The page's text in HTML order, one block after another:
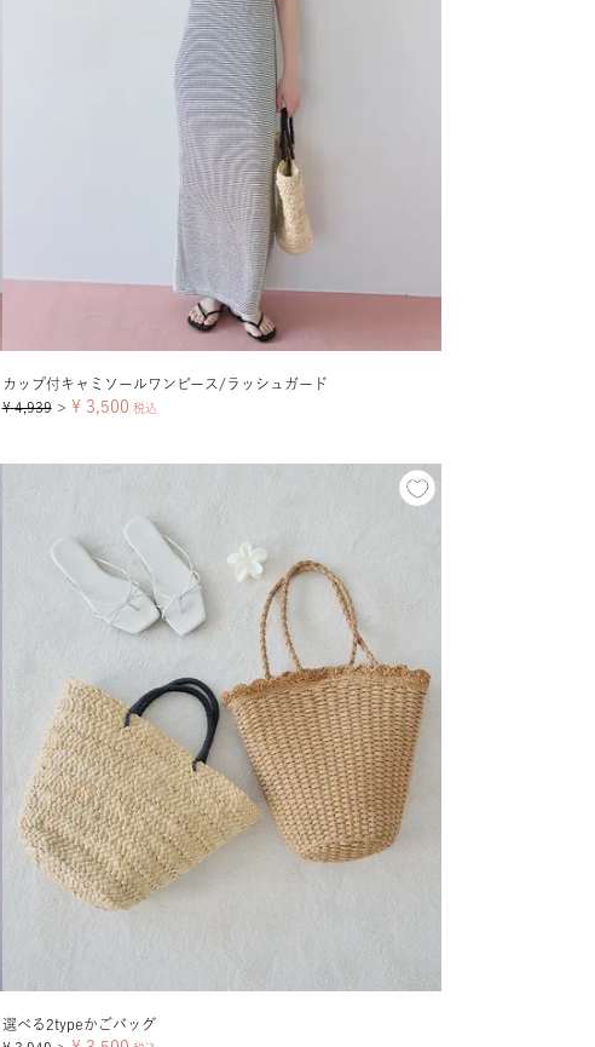
カップ付キャミソールワンピース/ラッシュガード
¥ 4,939 ＞ ¥ 3,500 税込
選べる2typeかごバッグ